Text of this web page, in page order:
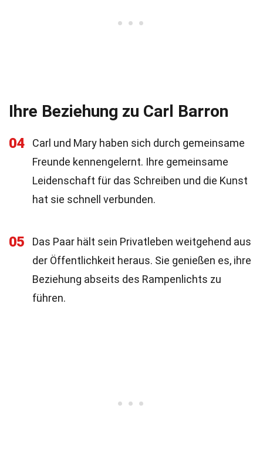
Ihre Beziehung zu Carl Barron
04
Carl und Mary haben sich durch gemeinsame
Freunde kennengelernt. Ihre gemeinsame
Leidenschaft für das Schreiben und die Kunst
hat sie schnell verbunden.
05
Das Paar hält sein Privatleben weitgehend aus
der Öffentlichkeit heraus. Sie genießen es, ihre
Beziehung abseits des Rampenlichts zu
führen.